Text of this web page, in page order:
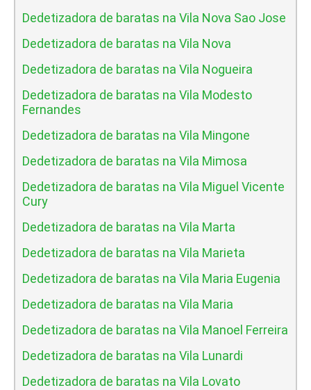
Dedetizadora de baratas na Vila Nova Sao Jose
Dedetizadora de baratas na Vila Nova
Dedetizadora de baratas na Vila Nogueira
Dedetizadora de baratas na Vila Modesto
Fernandes
Dedetizadora de baratas na Vila Mingone
Dedetizadora de baratas na Vila Mimosa
Dedetizadora de baratas na Vila Miguel Vicente
Cury
Dedetizadora de baratas na Vila Marta
Dedetizadora de baratas na Vila Marieta
Dedetizadora de baratas na Vila Maria Eugenia
Dedetizadora de baratas na Vila Maria
Dedetizadora de baratas na Vila Manoel Ferreira
Dedetizadora de baratas na Vila Lunardi
Dedetizadora de baratas na Vila Lovato